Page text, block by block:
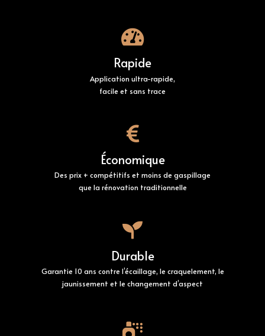
Rapide
Application ultra-rapide,
facile et sans trace
Économique
Des prix + compétitifs et moins de gaspillage
que la rénovation traditionnelle
Durable
Garantie 10 ans contre l’écaillage, le craquelement, le
jaunissement et le changement d’aspect